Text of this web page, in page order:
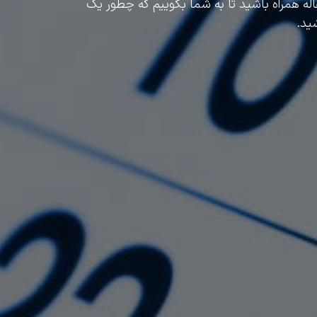
همراه باشید تا به شما بگوییم که چطور یک